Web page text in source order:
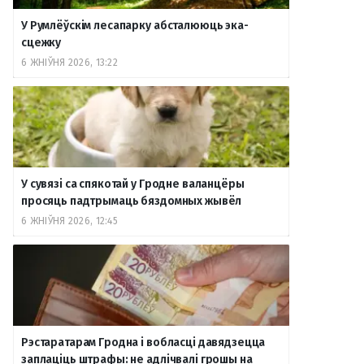
o
k a
m
m т
е
У Румлёўскім лесапарку абсталююць эка-
сцежку
6 ЖНІЎНЯ 2026, 13:22
У сувязі са спякотай у Гродне валанцёры
просяць падтрымаць бяздомных жывёл
6 ЖНІЎНЯ 2026, 12:45
Рэстаратарам Гродна і вобласці давядзецца
заплаціць штрафы: не адлічвалі грошы на